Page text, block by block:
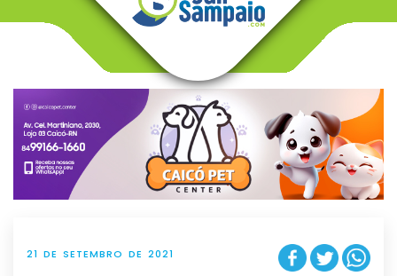
v
g
t
i
o
n
21 DE SETEMBRO DE 2021